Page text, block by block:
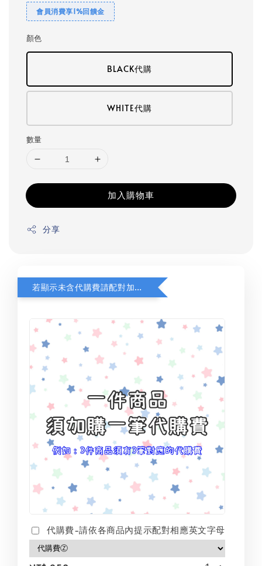
會員消費享1%回饋金
顏色
BLACK代購
WHITE代購
數量
加入購物車
分享
若顯示未含代購費請配對加購(未加購視同無效訂單)
代購費-請依各商品內提示配對相應英文字母